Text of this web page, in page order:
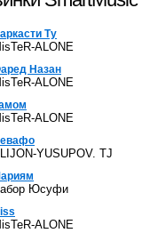
Ту
ALONE
Назан
ALONE
ALONE
YUSUPOV. TJ
Юсуфи
ALONE